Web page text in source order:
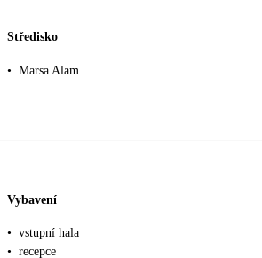
Středisko
• Marsa Alam
Vybavení
• vstupní hala
• recepce